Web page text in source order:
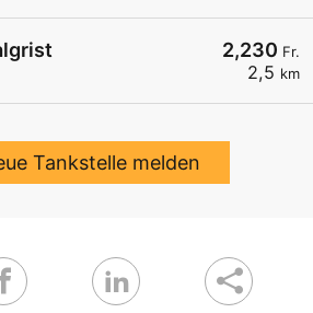
2,230 Fr.
2,5 km
Tankstelle melden